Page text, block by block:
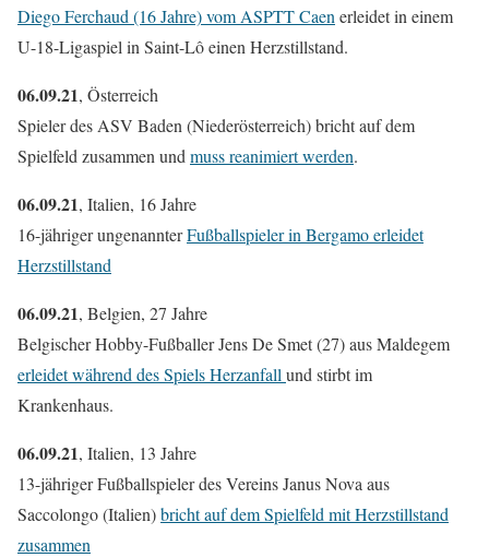
Diego Ferchaud (16 Jahre) vom ASPTT Caen erleidet in einem
U-18-Ligaspiel in Saint-Lô einen Herzstillstand.
06.09.21, Österreich
Spieler des ASV Baden (Niederösterreich) bricht auf dem
Spielfeld zusammen und muss reanimiert werden.
06.09.21, Italien, 16 Jahre
16-jähriger ungenannterFußballspieler in Bergamo erleidet
Herzstillstand
06.09.21, Belgien, 27 Jahre
Belgischer Hobby-Fußballer Jens De Smet (27) aus Maldegem
erleidet während des Spiels Herzanfall und stirbt im
Krankenhaus.
06.09.21, Italien, 13 Jahre
13-jähriger Fußballspieler des Vereins Janus Nova aus
Saccolongo (Italien)bricht auf dem Spielfeld mit Herzstillstand
zusammen